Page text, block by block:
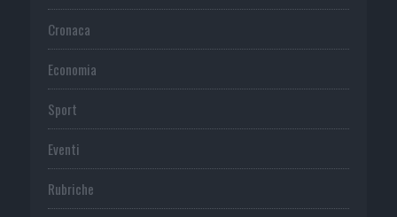
Cronaca
Economia
Sport
Eventi
Rubriche